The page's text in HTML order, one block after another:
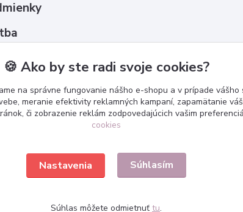
?
🍪 Ako by ste radi svoje cookies?
na správne fungovanie nášho e-shopu a v prípade vášho
meranie efektivity reklamných kampaní, zapamätanie
či zobrazenie reklám zodpovedajúcich vašim
cookies
Nastavenia Súhlasím
Súhlas môžete odmietnuť tu.